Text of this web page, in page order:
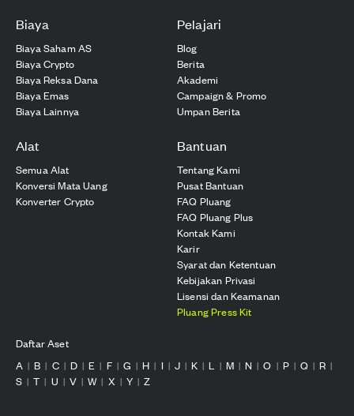
Biaya
Biaya Saham AS
Biaya Crypto
Biaya Reksa Dana
Biaya Emas
Biaya Lainnya
Pelajari
Blog
Berita
Akademi
Campaign & Promo
Umpan Berita
Alat
Semua Alat
Konversi Mata Uang
Konverter Crypto
Bantuan
Tentang Kami
Pusat Bantuan
FAQ Pluang
FAQ Pluang Plus
Kontak Kami
Karir
Syarat dan Ketentuan
Kebijakan Privasi
Lisensi dan Keamanan
Pluang Press Kit
Daftar Aset
A | B | C | D | E | F | G | H | I | J | K | L | M | N | O | P | Q | R |
S | T | U | V | W | X | Y | Z